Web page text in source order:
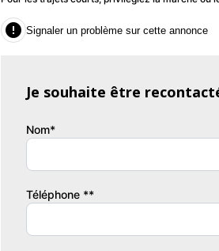
- Peinture métallisée
- Roue de secours galette
- Accoudoir central AV
- Régulateur vitesse intelligent
- Rétroviseurs rabattables électriquement
- Sièges AR banquette
- 3 places
 Signaler un problème sur cette annonce
Je souhaite être
Nom*
Téléphone **